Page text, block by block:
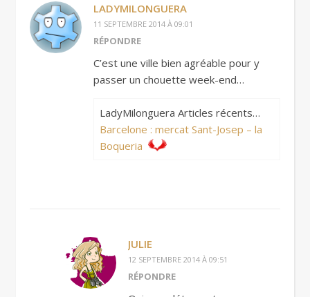
LADYMILONGUERA
11 SEPTEMBRE 2014 À 09:01
RÉPONDRE
C’est une ville bien agréable pour y
passer un chouette week-end…
LadyMilonguera Articles récents…
Barcelone : mercat Sant-Josep – la
Boqueria
JULIE
12 SEPTEMBRE 2014 À 09:51
RÉPONDRE